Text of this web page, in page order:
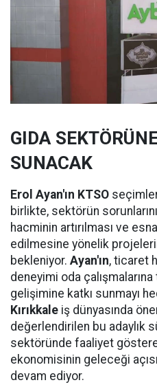
GIDA
SUNACAK
Erol Ayan'ın KTSO
birlikte, sektörün
hacminin artırılması ve
edilmesine yönelik
bekleniyor. Ayan'ın, ticaret
deneyimi oda
gelişimine katkı sunmayı
Kırıkkale iş dünyasında
değerlendirilen bu adaylık
sektöründe faaliyet
ekonomisinin geleceği
devam ediyor.